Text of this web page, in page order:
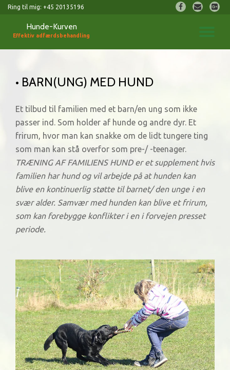
Ring til mig: +45 20135196
fa-
fa-
fa-
Hunde-Kurven
Effektiv adfærdsbehandling
• BARN(UNG) MED HUND
Et tilbud til familien med et barn/en ung som ikke
passer ind. Som holder af hunde og andre dyr. Et
frirum, hvor man kan snakke om de lidt tungere ting
som man kan stå overfor som pre-/ -teenager.
TRÆNING AF FAMILIENS HUND er et supplement hvis
familien har hund og vil arbejde på at hunden kan
blive en kontinuerlig støtte til barnet/ den unge i en
svær alder. Samvær med hunden kan blive et frirum,
som kan forebygge konflikter i en i forvejen presset
periode.